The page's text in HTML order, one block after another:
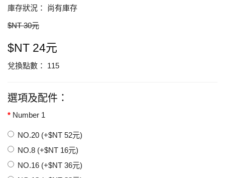
庫存狀況： 尚有庫存
$NT 30元
$NT 24元
兌換點數： 115
選項及配件：
Number 1
NO.20 (+$NT 52元)
NO.8 (+$NT 16元)
NO.16 (+$NT 36元)